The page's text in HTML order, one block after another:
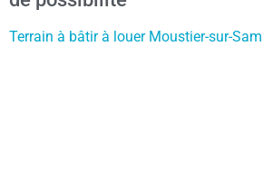
Terrain à bâtir à louer Moustier-sur-